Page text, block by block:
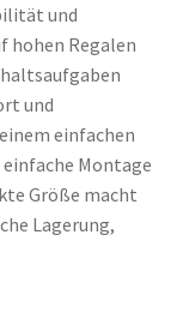
und
hohen Regalen
und
einfachen
Montage
Größe macht
Lagerung,